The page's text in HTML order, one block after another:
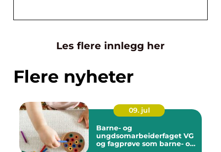
Les flere innlegg her
Flere nyheter
09. jul
Barne- og
ungdsomarbeiderfaget VG
og fagprøve som barne- og